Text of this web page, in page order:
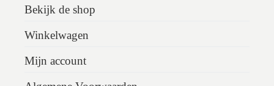
Bekijk de shop
Winkelwagen
Mijn account